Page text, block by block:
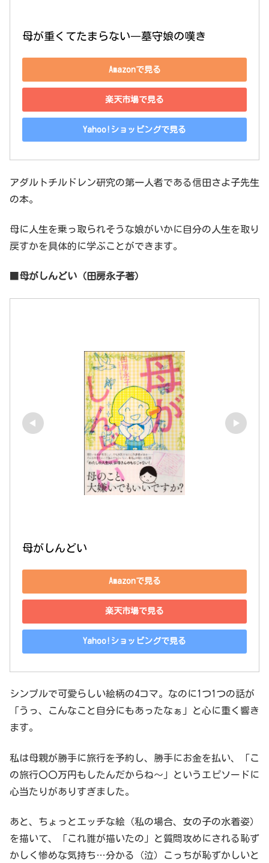
母が重くてたまらない―墓守娘の嘆き
Amazonで見る
楽天市場で見る
Yahoo!ショッピングで見る
アダルトチルドレン研究の第一人者である信田さよ子先生
の本。
母に人生を乗っ取られそうな娘がいかに自分の人生を取り
戻すかを具体的に学ぶことができます。
母がしんどい（田房永子著）
母がしんどい
Amazonで見る
楽天市場で見る
Yahoo!ショッピングで見る
シンプルで可愛らしい絵柄の4コマ。なのに1つ1つの話が
「うっ、こんなこと自分にもあったなぁ」と心に重く響き
ます。
私は母親が勝手に旅行を予約し、勝手にお金を払い、「こ
の旅行〇〇万円もしたんだからね～」というエピソードに
心当たりがありすぎました。
あと、ちょっとエッチな絵（私の場合、女の子の水着姿）
を描いて、「これ誰が描いたの」と質問攻めにされる恥ず
かしく惨めな気持ち…分かる（泣）こっちが恥ずかしいと